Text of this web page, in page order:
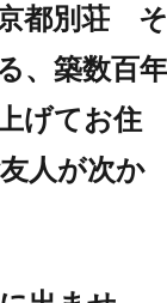
都別荘 そ
、築数百年
げてお住
人が次か